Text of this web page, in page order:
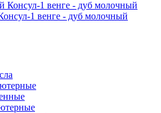
1 венге - дуб молочный